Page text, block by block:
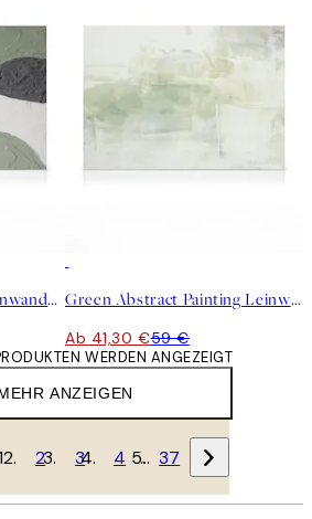
Landscape in Green Leinwandbild Green Abstract Painting Leinwandbild
Ab 41,30 €59 €
ANZEIGEN
WERDEN ANGEZEIGT
2 3 4 … 37